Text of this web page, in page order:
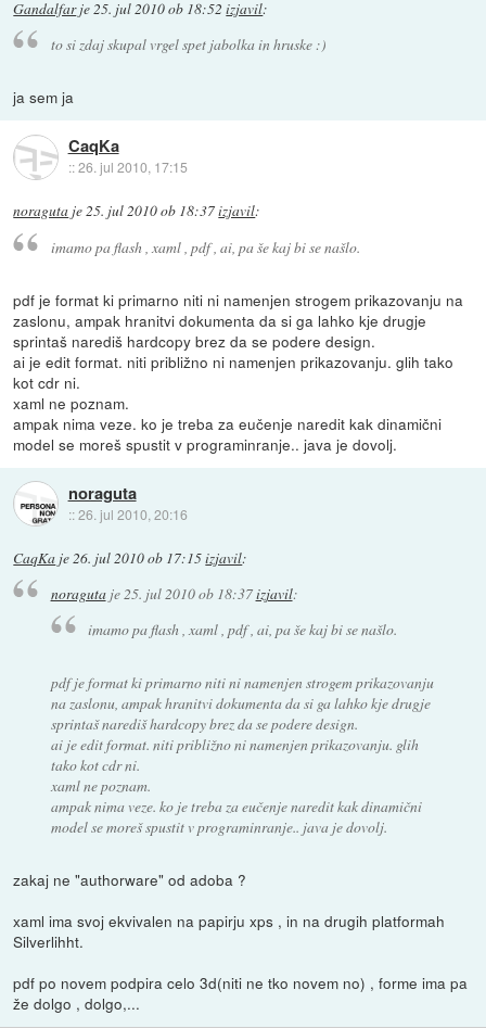
Gandalfarje 25. jul 2010 ob 18:52 izjavil:
to si zdaj skupal vrgel spet jabolka in hruske :)
ja sem ja
CaqKa
::26. jul 2010, 17:15
noraguta je25. jul 2010 ob 18:37izjavil:
imamo pa flash , xaml , pdf , ai, pa še kaj bi se našlo.
pdf je format ki primarno niti ni namenjen strogem prikazovanju na
zaslonu, ampak hranitvi dokumenta da si ga lahko kje drugje
sprintaš narediš hardcopy brez da se podere design.
ai je edit format. niti približno ni namenjen prikazovanju. glih tako
kot cdr ni.
xaml ne poznam.
ampak nima veze. ko je treba za eučenje naredit kak dinamični
model se moreš spustit v programinranje.. java je dovolj.
noraguta
::26. jul 2010, 20:16
CaqKa je26. jul 2010 ob 17:15izjavil:
noragutaje25. jul 2010 ob 18:37izjavil:
imamo pa flash , xaml , pdf , ai, pa še kaj bi se našlo.
pdf je format ki primarno niti ni namenjen strogem prikazovanju
na zaslonu, ampak hranitvi dokumenta da si ga lahko kje drugje
sprintaš narediš hardcopy brez da se podere design.
ai je edit format. niti približno ni namenjen prikazovanju. glih
tako kot cdr ni.
xaml ne poznam.
ampak nima veze. ko je treba za eučenje naredit kak dinamični
model se moreš spustit v programinranje.. java je dovolj.
zakaj ne "authorware" od adoba ?
xaml ima svoj ekvivalen na papirju xps , in na drugih platformah
Silverlihht.
pdf po novem podpira celo 3d(niti ne tko novem no) , forme ima pa
že dolgo , dolgo,...